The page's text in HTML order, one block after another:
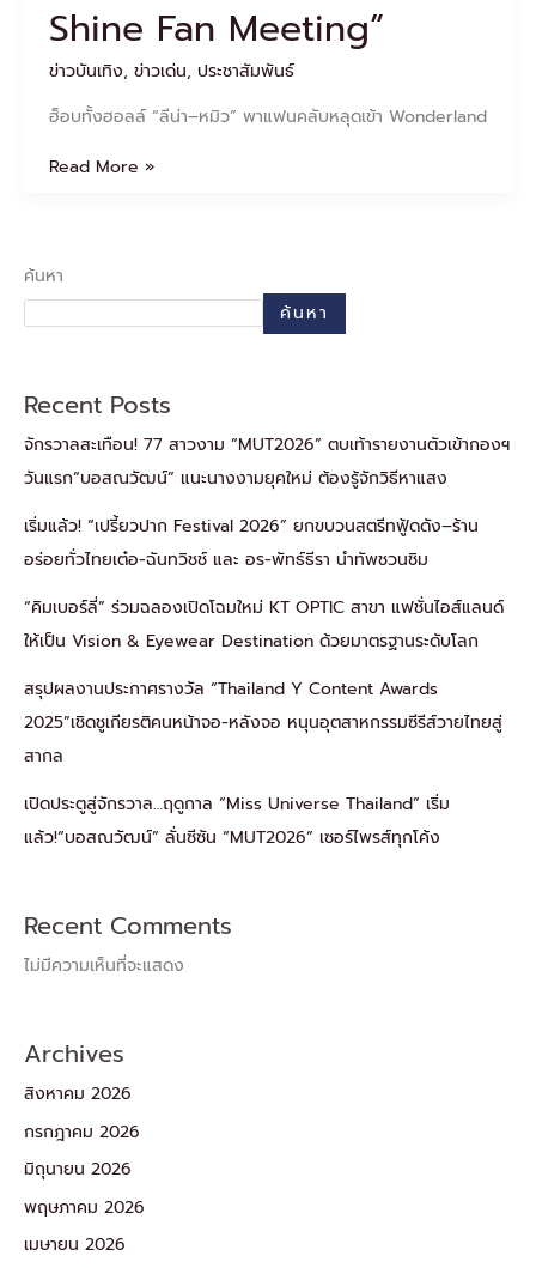
Shine Fan Meeting”
ข่าวบันเทิง, ข่าวเด่น, ประชาสัมพันธ์
ฮ็อบทั้งฮอลล์ “ลีน่า–หมิว” พาแฟนคลับหลุดเข้า Wonderland
Shine
Fan
Meeting”
Read More »
ค้นหา
ค้นหา
Recent Posts
จักรวาลสะเทือน! 77 สาวงาม “MUT2026” ตบเท้ารายงานตัวเข้ากองฯ
วันแรก“บอสณวัฒน์” แนะนางงามยุคใหม่ ต้องรู้จักวิธีหาแสง
เริ่มแล้ว! “เปรี้ยวปาก Festival 2026” ยกขบวนสตรีทฟู้ดดัง–ร้าน
อร่อยทั่วไทยเต๋อ-ฉันทวิชช์ และ อร-พัทธ์ธีรา นำทัพชวนชิม
“คิมเบอร์ลี่” ร่วมฉลองเปิดโฉมใหม่ KT OPTIC สาขา แฟชั่นไอส์แลนด์
ให้เป็น Vision & Eyewear Destination ด้วยมาตรฐานระดับโลก
สรุปผลงานประกาศรางวัล “Thailand Y Content Awards
2025”เชิดชูเกียรติคนหน้าจอ-หลังจอ หนุนอุตสาหกรรมซีรีส์วายไทยสู่
สากล
เปิดประตูสู่จักรวาล…ฤดูกาล “Miss Universe Thailand” เริ่ม
แล้ว!“บอสณวัฒน์” ลั่นซีซัน “MUT2026” เซอร์ไพรส์ทุกโค้ง
Recent Comments
ไม่มีความเห็นที่จะแสดง
Archives
สิงหาคม 2026
กรกฎาคม 2026
มิถุนายน 2026
พฤษภาคม 2026
เมษายน 2026